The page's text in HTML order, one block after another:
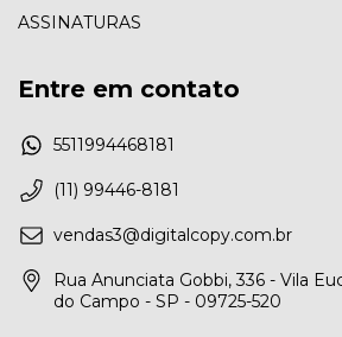
ASSINATURAS
Entre em contato
5511994468181
(11) 99446-8181
vendas3@digitalcopy.com.br
Rua Anunciata Gobbi, 336 - Vila
do Campo - SP - 09725-520